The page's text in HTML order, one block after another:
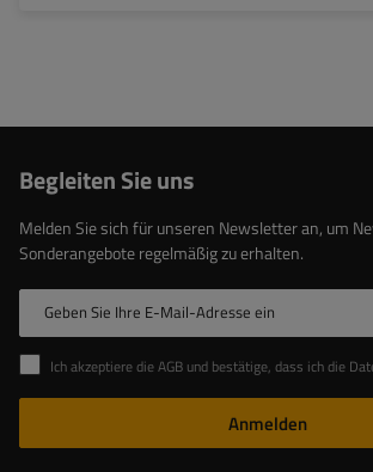
Begleiten Sie uns
Melden Sie sich für unseren Newsletter an, um
Sonderangebote regelmäßig zu erhalten.
Geben Sie Ihre E-Mail-Adresse ein
Ich akzeptiere die AGB und bestätige, dass ich die Datenschutzerklärung der
Anmelden